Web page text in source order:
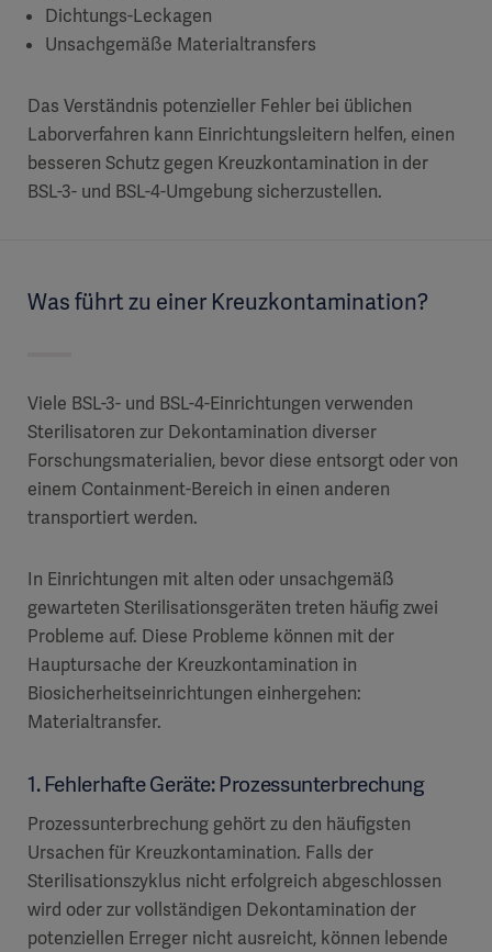
Dichtungs-Leckagen
Unsachgemäße Materialtransfers
Das Verständnis potenzieller Fehler bei üblichen
Laborverfahren kann Einrichtungsleitern helfen, einen
besseren Schutz gegen Kreuzkontamination in der
BSL-3- und BSL-4-Umgebung sicherzustellen.
Was führt zu einer Kreuzkontamination?
Viele BSL-3- und BSL-4-Einrichtungen verwenden
Sterilisatoren zur Dekontamination diverser
Forschungsmaterialien, bevor diese entsorgt oder von
einem Containment-Bereich in einen anderen
transportiert werden.
In Einrichtungen mit alten oder unsachgemäß
gewarteten Sterilisationsgeräten treten häufig zwei
Probleme auf. Diese Probleme können mit der
Hauptursache der Kreuzkontamination in
Biosicherheitseinrichtungen einhergehen:
Materialtransfer.
1. Fehlerhafte Geräte: Prozessunterbrechung
Prozessunterbrechung gehört zu den häufigsten
Ursachen für Kreuzkontamination. Falls der
Sterilisationszyklus nicht erfolgreich abgeschlossen
wird oder zur vollständigen Dekontamination der
potenziellen Erreger nicht ausreicht, können lebende